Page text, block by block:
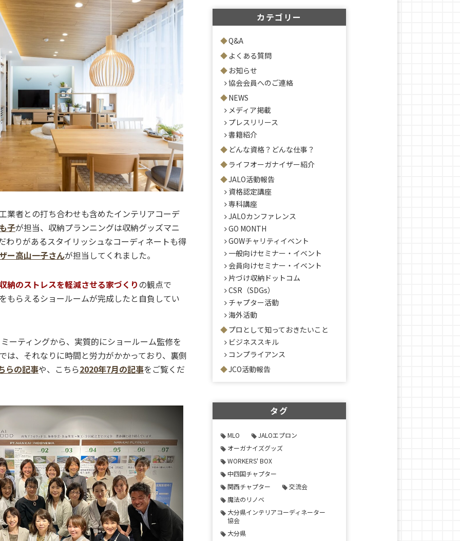
業者との打ち合わせも含めたインテリアコーデ
子が担当、収納プランニングは収納グッズマニ
わりがあるスタイリッシュなコーディネートも得
ー高山一子さんが担当してくれました。
納のストレスを軽減させる家づくりの観点で
もらえるショールームが完成したと自負してい
ーティングから、実質的にショールーム監修を
は、それなりに時間と労力がかかっており、裏側
らの記事や、こちら2020年7月の記事をご覧くだ
カテゴリー
Q&A
よくある質問
お知らせ
協会会員へのご連絡
NEWS
メディア掲載
プレスリリース
書籍紹介
どんな資格？どんな仕事？
ライフオーガナイザー紹介
JALO活動報告
資格認定講座
専科講座
JALOカンファレンス
GO MONTH
GOWチャリティイベント
一般向けセミナー・イベント
会員向けセミナー・イベント
片づけ収納ドットコム
CSR（SDGs）
チャプター活動
海外活動
プロとして知っておきたいこと
ビジネススキル
コンプライアンス
JCO活動報告
タグ
MLO
JALOエプロン
オーガナイズグッズ
WORKERS' BOX
中四国チャプター
関西チャプター
交流会
魔法のリノベ
大分県インテリアコーディネーター
協会
大分県